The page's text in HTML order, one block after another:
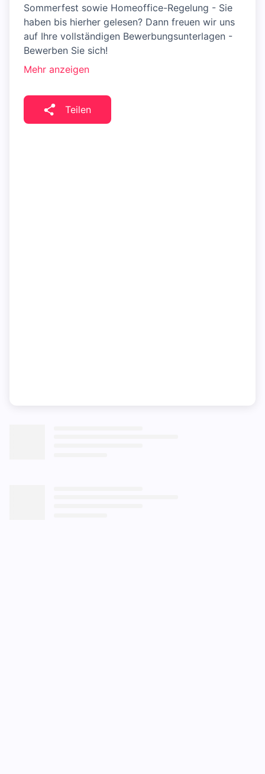
Sommerfest sowie Homeoffice-Regelung - Sie
haben bis hierher gelesen? Dann freuen wir uns
auf Ihre vollständigen Bewerbungsunterlagen -
Bewerben Sie sich!
Mehr anzeigen
Teilen